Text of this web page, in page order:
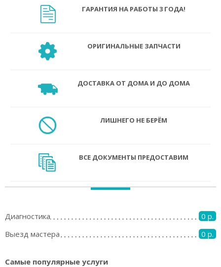
ГАРАНТИЯ НА РАБОТЫ 3 ГОДА!
ОРИГИНАЛЬНЫЕ ЗАПЧАСТИ
ДОСТАВКА ОТ ДОМА И ДО ДОМА
ЛИШНЕГО НЕ БЕРЁМ
ВСЕ ДОКУМЕНТЫ ПРЕДОСТАВИМ
Диагностика
0 р.
Выезд мастера
0 р.
Самые популярные услуги